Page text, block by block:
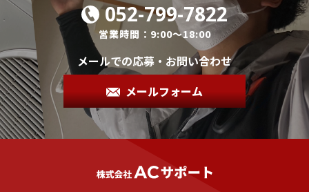
052-799-7822
営業時間：9:00～18:00
メールでの応募・お問い合わせ
メールフォーム